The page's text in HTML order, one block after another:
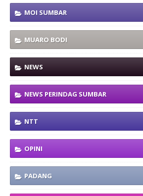
MOI SUMBAR
MUARO BODI
NEWS
NEWS PERINDAG SUMBAR
NTT
OPINI
PADANG